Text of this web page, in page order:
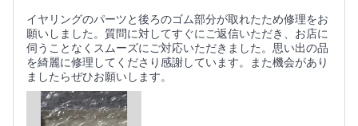
イヤリングのパーツと後ろのゴム部分が取れたため修理をお
願いしました。質問に対してすぐにご返信いただき、お店に
伺うことなくスムーズにご対応いただきました。思い出の品
を綺麗に修理してくださり感謝しています。また機会があり
ましたらぜひお願いします。